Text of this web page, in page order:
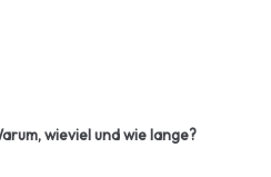
wieviel und wie lange?